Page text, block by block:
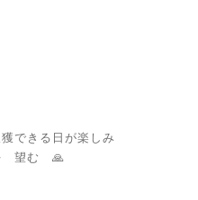
できる日が楽しみ
望む 🙏